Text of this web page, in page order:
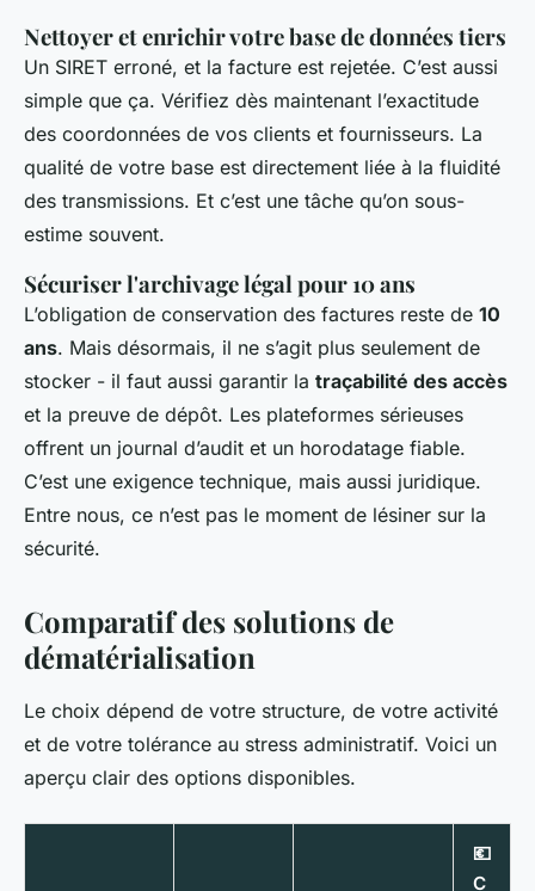
Nettoyer et enrichir votre base de données tiers
Un SIRET erroné, et la facture est rejetée. C’est aussi
simple que ça. Vérifiez dès maintenant l’exactitude
des coordonnées de vos clients et fournisseurs. La
qualité de votre base est directement liée à la fluidité
des transmissions. Et c’est une tâche qu’on sous-
estime souvent.
Sécuriser l'archivage légal pour 10 ans
L’obligation de conservation des factures reste de 10
ans. Mais désormais, il ne s’agit plus seulement de
stocker - il faut aussi garantir la traçabilité des accès
et la preuve de dépôt. Les plateformes sérieuses
offrent un journal d’audit et un horodatage fiable.
C’est une exigence technique, mais aussi juridique.
Entre nous, ce n’est pas le moment de lésiner sur la
sécurité.
Comparatif des solutions de
dématérialisation
Le choix dépend de votre structure, de votre activité
et de votre tolérance au stress administratif. Voici un
aperçu clair des options disponibles.
💶
C